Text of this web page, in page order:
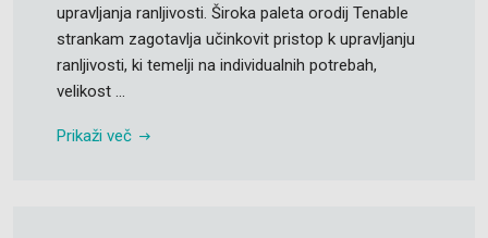
upravljanja ranljivosti. Široka paleta orodij Tenable
strankam zagotavlja učinkovit pristop k upravljanju
ranljivosti, ki temelji na individualnih potrebah,
velikost ...
Prikaži več